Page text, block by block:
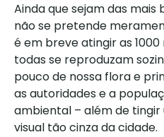
Ainda que sejam das
não se pretende
é em breve atingir as
todas se reproduzam
pouco de nossa flora e
as autoridades e a
ambiental – além de tingir
visual tão cinza da cidade.